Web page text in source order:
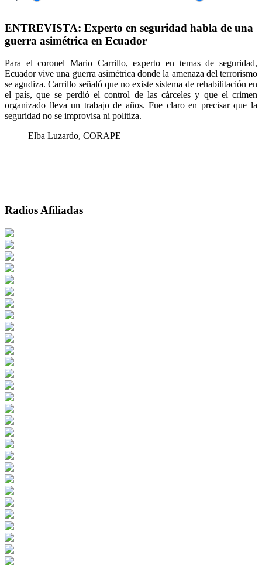
ENTREVISTA: Experto en seguridad habla de una
guerra asimétrica en Ecuador
Para el coronel Mario Carrillo, experto en temas de seguridad,
Ecuador vive una guerra asimétrica donde la amenaza del terrorismo
se agudiza. Carrillo señaló que no existe sistema de rehabilitación en
el país, que se perdió el control de las cárceles y que el crimen
organizado lleva un trabajo de años. Fue claro en precisar que la
seguridad no se improvisa ni politiza.
Elba Luzardo, CORAPE
Radios Afiliadas